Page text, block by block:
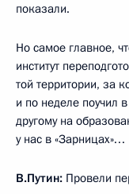
показали.
Но самое главное,
институт
той территории, за
и по неделе поучил
другому на
у нас в «Зарницах»…
В.Путин: Провели